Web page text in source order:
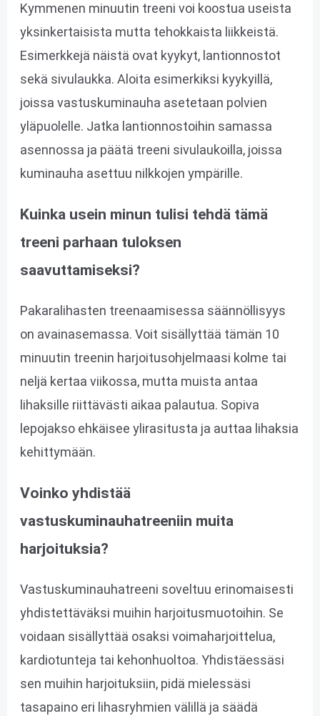
Kymmenen minuutin treeni voi koostua useista
yksinkertaisista mutta tehokkaista liikkeistä.
Esimerkkejä näistä ovat kyykyt, lantionnostot
sekä sivulaukka. Aloita esimerkiksi kyykyillä,
joissa vastuskuminauha asetetaan polvien
yläpuolelle. Jatka lantionnostoihin samassa
asennossa ja päätä treeni sivulaukoilla, joissa
kuminauha asettuu nilkkojen ympärille.
Kuinka usein minun tulisi tehdä tämä
treeni parhaan tuloksen
saavuttamiseksi?
Pakaralihasten treenaamisessa säännöllisyys
on avainasemassa. Voit sisällyttää tämän 10
minuutin treenin harjoitusohjelmaasi kolme tai
neljä kertaa viikossa, mutta muista antaa
lihaksille riittävästi aikaa palautua. Sopiva
lepojakso ehkäisee ylirasitusta ja auttaa lihaksia
kehittymään.
Voinko yhdistää
vastuskuminauhatreeniin muita
harjoituksia?
Vastuskuminauhatreeni soveltuu erinomaisesti
yhdistettäväksi muihin harjoitusmuotoihin. Se
voidaan sisällyttää osaksi voimaharjoittelua,
kardiotunteja tai kehonhuoltoa. Yhdistäessäsi
sen muihin harjoituksiin, pidä mielessäsi
tasapaino eri lihasryhmien välillä ja säädä